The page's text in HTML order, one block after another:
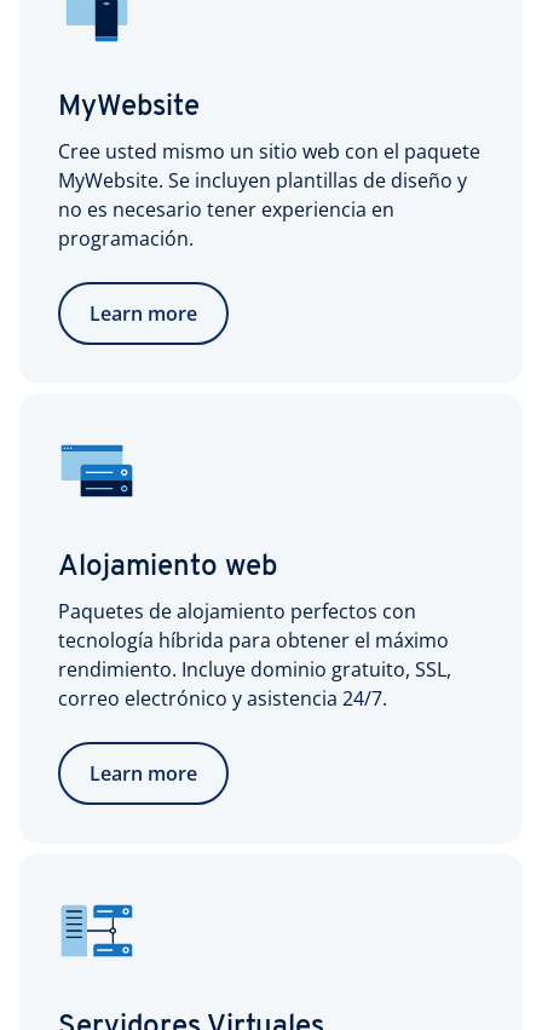
MyWebsite
Cree usted mismo un sitio web con el paquete
MyWebsite. Se incluyen plantillas de diseño y
no es necesario tener experiencia en
programación.
Learn more
Alojamiento web
Paquetes de alojamiento perfectos con
tecnología híbrida para obtener el máximo
rendimiento. Incluye dominio gratuito, SSL,
correo electrónico y asistencia 24/7.
Learn more